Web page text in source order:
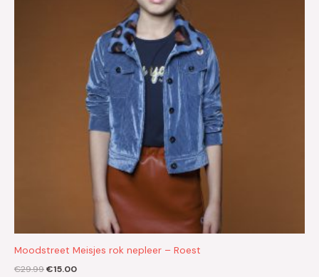
Moodstreet Meisjes rok nepleer – Roest
€29.99€15.00